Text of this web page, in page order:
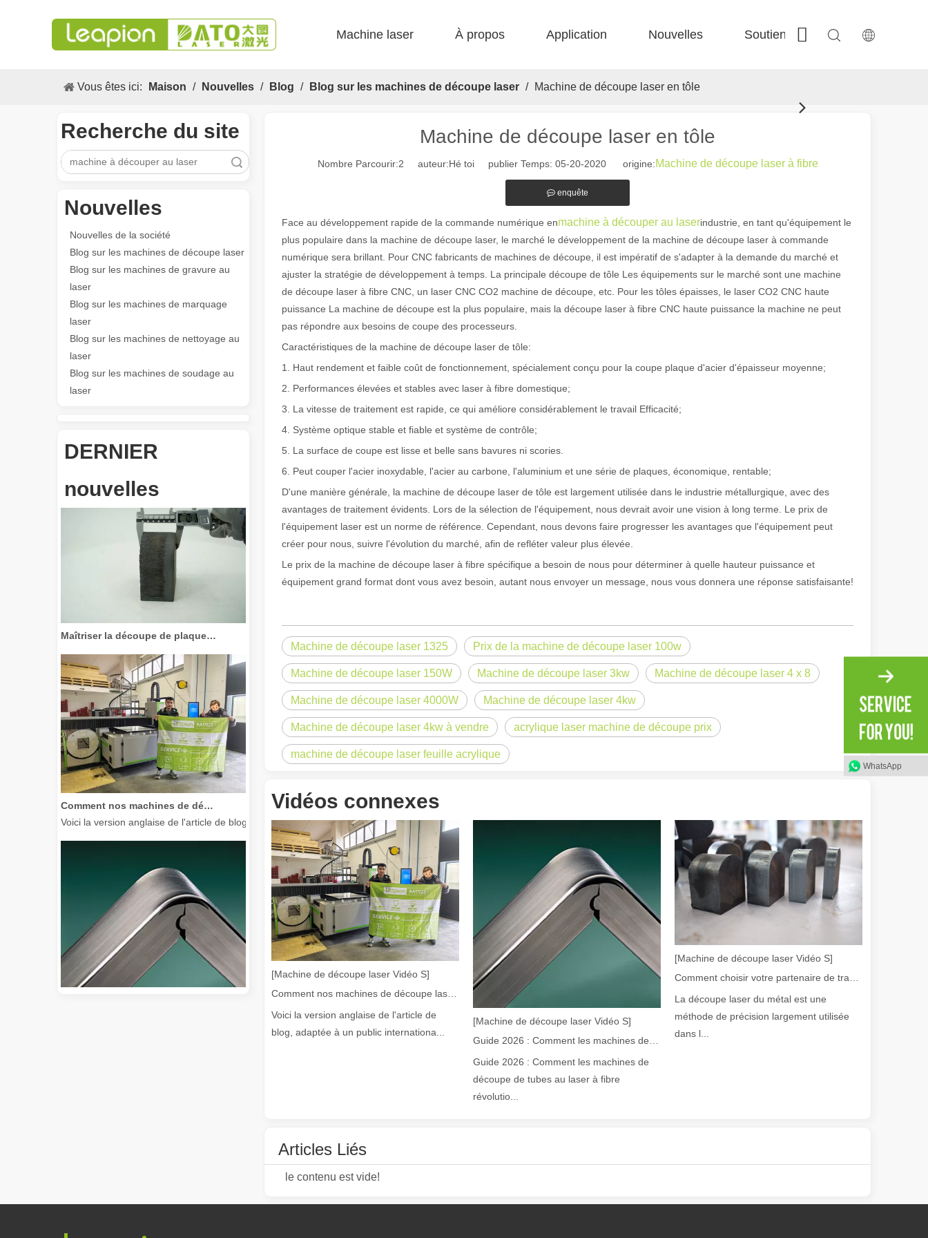
Machine laser À propos Application Nouvelles Soutien Contactez-nous
Vous êtes ici: Maison / Nouvelles / Blog / Blog sur les machines de découpe laser / Machine de découpe laser en tôle
Recherche du site
recherche
Nouvelles
Nouvelles de la société
Blog sur les machines de découpe laser
Blog sur les machines de gravure au
laser
Blog sur les machines de marquage
laser
Blog sur les machines de nettoyage au
laser
Blog sur les machines de soudage au
laser
DERNIER
nouvelles
Les caractéristiques polyvalentes Application et les caractéristiques exceptionnelles des machines de marquage laser Le paysage de fabrication et industriel moderne, les machines de
Guide 2026 : Comment les machines de découpe de tubes au laser à fibre révolutionnent la fabrication de tuyauxDans le monde en évolution rapide de la fabrication métallique, l'efficacité et la
Machine de découpe laser en tôle
Nombre Parcourir:2 auteur:Hé toi publier Temps: 05-20-2020 origine:Machine de découpe laser à fibre
enquête
Face au développement rapide de la commande numérique enmachine à découper au laserindustrie, en tant qu'équipement le
plus populaire dans la machine de découpe laser, le marché le développement de la machine de découpe laser à commande
numérique sera brillant. Pour CNC fabricants de machines de découpe, il est impératif de s'adapter à la demande du marché et
ajuster la stratégie de développement à temps. La principale découpe de tôle Les équipements sur le marché sont une machine
de découpe laser à fibre CNC, un laser CNC CO2 machine de découpe, etc. Pour les tôles épaisses, le laser CO2 CNC haute
puissance La machine de découpe est la plus populaire, mais la découpe laser à fibre CNC haute puissance la machine ne peut
pas répondre aux besoins de coupe des processeurs.
Caractéristiques de la machine de découpe laser de tôle:
1. Haut rendement et faible coût de fonctionnement, spécialement conçu pour la coupe plaque d'acier d'épaisseur moyenne;
2. Performances élevées et stables avec laser à fibre domestique;
3. La vitesse de traitement est rapide, ce qui améliore considérablement le travail Efficacité;
4. Système optique stable et fiable et système de contrôle;
5. La surface de coupe est lisse et belle sans bavures ni scories.
6. Peut couper l'acier inoxydable, l'acier au carbone, l'aluminium et une série de plaques, économique, rentable;
D'une manière générale, la machine de découpe laser de tôle est largement utilisée dans le industrie métallurgique, avec des
avantages de traitement évidents. Lors de la sélection de l'équipement, nous devrait avoir une vision à long terme. Le prix de
l'équipement laser est un norme de référence. Cependant, nous devons faire progresser les avantages que l'équipement peut
créer pour nous, suivre l'évolution du marché, afin de refléter valeur plus élevée.
Le prix de la machine de découpe laser à fibre spécifique a besoin de nous pour déterminer à quelle hauteur puissance et
équipement grand format dont vous avez besoin, autant nous envoyer un message, nous vous donnera une réponse satisfaisante!
Machine de découpe laser 1325 Prix ​​de la machine de découpe laser 100w
Machine de découpe laser 150W Machine de découpe laser 3kw Machine de découpe laser 4 x 8
Machine de découpe laser 4000W Machine de découpe laser 4kw
Machine de découpe laser 4kw à vendre acrylique laser machine de découpe prix
machine de découpe laser feuille acrylique
Vidéos connexes
[Machine de découpe laser Vidéo S]
Voici la version anglaise de l'article de
blog, adaptée à un public internationa...
[Machine de découpe laser Vidéo S]
Guide 2026 : Comment les machines de
découpe de tubes au laser à fibre
révolutio...
[Machine de découpe laser Vidéo S]
Comment choisir votre partenaire de travail : machine de découpe laser
La découpe laser du métal est une
méthode de précision largement utilisée
dans l...
Articles Liés
le contenu est vide!
WhatsApp